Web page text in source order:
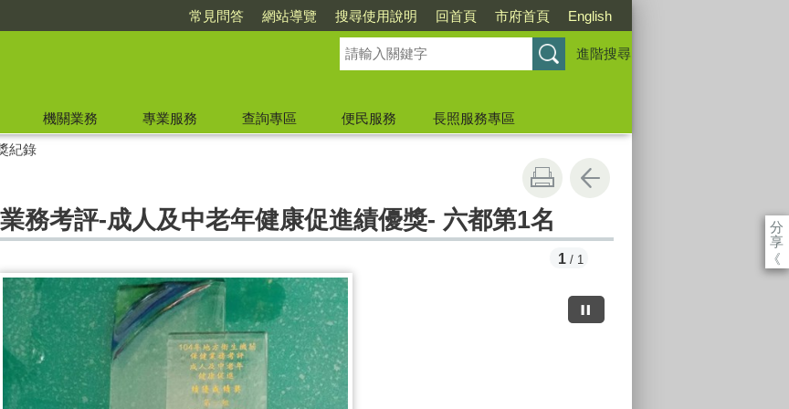
常見問答 網站導覽 搜尋使用說明 回首頁 市府首頁 English
進階搜尋
機關業務 專業服務 查詢專區 便民服務
長照服務專區
紀錄
分
享
《
務考評-成人及中老年健康促進績優獎- 六都第1名
1 / 1